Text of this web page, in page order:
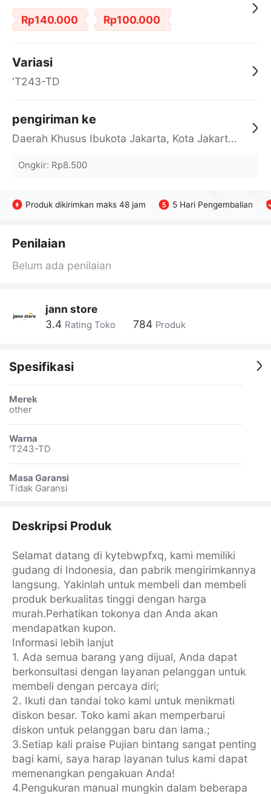
Rp140.000 Rp100.000
Variasi
'T243-TD
pengiriman ke
Daerah Khusus Ibukota Jakarta, Kota Jakarta Barat, Cengkareng, yy
Ongkir: Rp8.500
Produk dikirimkan maks 48 jam 5 Hari Pengembalian
Penilaian
Belum ada penilaian
jann store
3.4 Rating Toko 784 Produk
Spesifikasi
Merek
other
Warna
'T243-TD
Masa Garansi
Tidak Garansi
Deskripsi Produk
Selamat datang di kytebwpfxq, kami memiliki
gudang di Indonesia, dan pabrik mengirimkannya
langsung. Yakinlah untuk membeli dan membeli
produk berkualitas tinggi dengan harga
murah.Perhatikan tokonya dan Anda akan
mendapatkan kupon.
Informasi lebih lanjut
1. Ada semua barang yang dijual, Anda dapat
berkonsultasi dengan layanan pelanggan untuk
membeli dengan percaya diri;
2. Ikuti dan tandai toko kami untuk menikmati
diskon besar. Toko kami akan memperbarui
diskon untuk pelanggan baru dan lama.;
3.Setiap kali praise Pujian bintang sangat penting
bagi kami, saya harap layanan tulus kami dapat
memenangkan pengakuan Anda!
4.Pengukuran manual mungkin dalam beberapa